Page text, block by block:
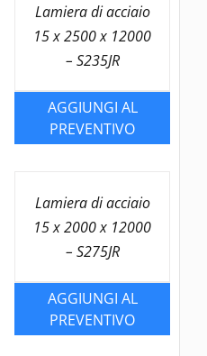
Lamiera di acciaio
15 x 2500 x 12000
– S235JR
AGGIUNGI AL
PREVENTIVO
Lamiera di acciaio
15 x 2000 x 12000
– S275JR
AGGIUNGI AL
PREVENTIVO